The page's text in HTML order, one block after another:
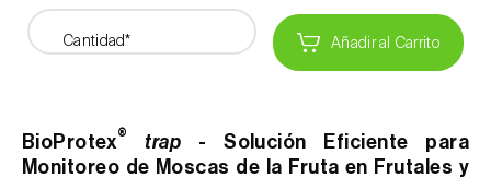
Cantidad* Añadir al Carrito
BioProtex® trap - Solución Eficiente para
Monitoreo de Moscas de la Fruta en Frutales y